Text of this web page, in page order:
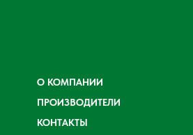
О КОМПАНИИ
ПРОИЗВОДИТЕЛИ
КОНТАКТЫ